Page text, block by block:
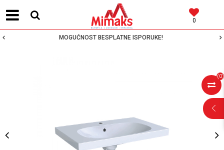
0
MOGUĆNOST BESPLATNE ISPORUKE!
(0)
POMOĆ PRI